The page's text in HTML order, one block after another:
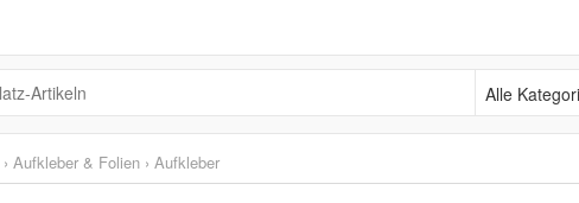
Alle Kategorien
› Aufkleber & Folien › Aufkleber